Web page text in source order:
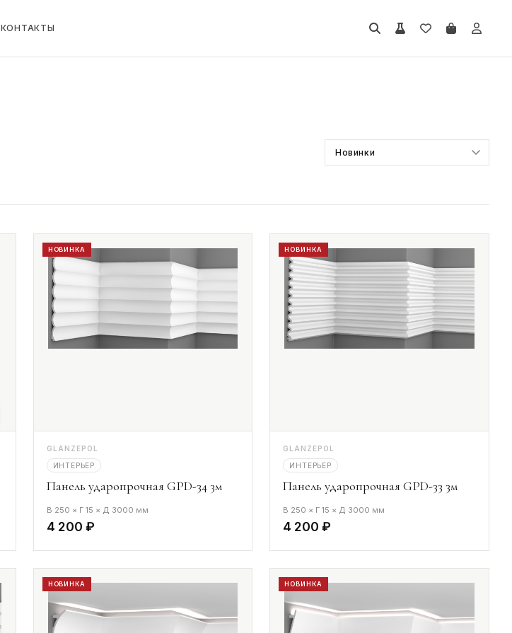
КОНТАКТЫ
НОВИНКА
GLANZEPOL
ИНТЕРЬЕР
Панель ударопрочная GPD-34 3м
В 250 × Г 15 × Д 3000 мм
4 200 ₽
НОВИНКА
GLANZEPOL
ИНТЕРЬЕР
Панель ударопрочная GPD-33 3м
В 250 × Г 15 × Д 3000 мм
4 200 ₽
НОВИНКА НОВИНКА